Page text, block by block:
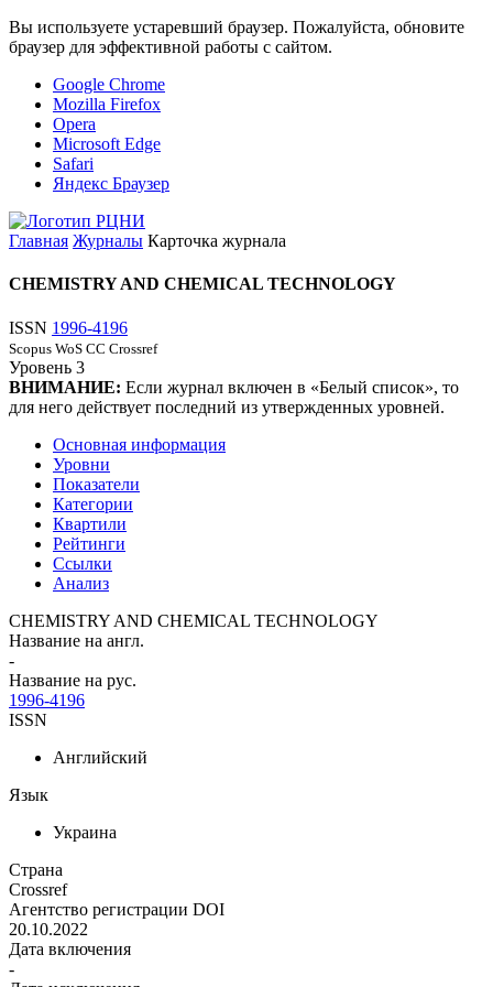
Вы используете устаревший браузер. Пожалуйста, обновите
браузер для эффективной работы с сайтом.
Google Chrome
Mozilla Firefox
Opera
Microsoft Edge
Safari
Яндекс Браузер
Главная Журналы Карточка журнала
CHEMISTRY AND CHEMICAL TECHNOLOGY
ISSN 1996-4196
Scopus WoS CC Crossref
Уровень 3
ВНИМАНИЕ: Если журнал включен в «Белый список», то
для него действует последний из утвержденных уровней.
Основная информация
Уровни
Показатели
Категории
Квартили
Рейтинги
Ссылки
Анализ
CHEMISTRY AND CHEMICAL TECHNOLOGY
Название на англ.
-
Название на рус.
1996-4196
ISSN
Английский
Язык
Украина
Страна
Crossref
Агентство регистрации DOI
20.10.2022
Дата включения
-